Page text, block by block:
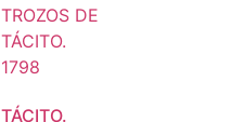
TÁCITO.